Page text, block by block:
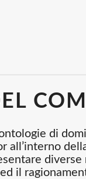
di
all’interno
il